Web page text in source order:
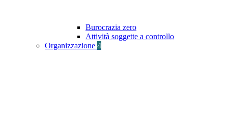
Burocrazia zero
Attività soggette a controllo
Organizzazione 4